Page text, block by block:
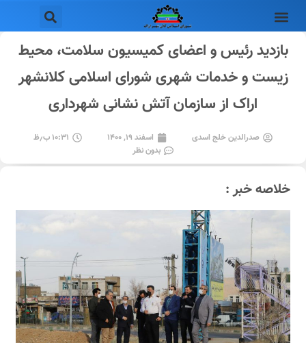
بازدید رئیس و اعضای کمیسیون سلامت، محیط
زیست و خدمات شهری شورای اسلامی کلانشهر
اراک از سازمان آتش نشانی شهرداری
صدرالدین خلج اسدی اسفند ۱۹, ۱۴۰۰
۱۰:۳۱ ب٫ظ
بدون نظر
خلاصه خبر :